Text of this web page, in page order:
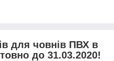
для човнів ПВХ в
до 31.03.2020!